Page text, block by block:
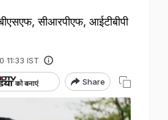
सीआरपीएफ, आईटीबीपी
11:33 IST
Share